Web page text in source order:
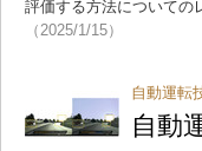
評価する方法についての
（2025/1/15）
自動運転
自動